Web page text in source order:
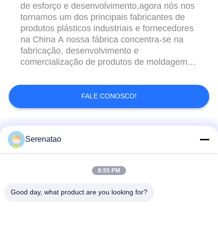
de esforço e desenvolvimento,agora nós nos
tornamos um dos principais fabricantes de
produtos plásticos industriais e fornecedores
na China A nossa fábrica concentra-se na
fabricação, desenvolvimento e
comercialização de produtos de moldagem
tanque de peixe, carro de lavagem, tanque
de dosagem, tanque IBC, tanque séptico,
caixa Pakcing,Máquina de moldagem
...
FALE CONOSCO!
Categorias populares
Caminhão poli da
Serenatao
8:55 PM
Good day, what product are you looking for?